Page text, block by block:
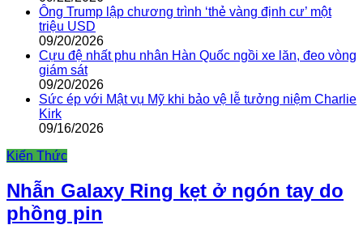
Ông Trump lập chương trình ‘thẻ vàng định cư’ một
triệu USD
09/20/2026
Cựu đệ nhất phu nhân Hàn Quốc ngồi xe lăn, đeo vòng
giám sát
09/20/2026
Sức ép với Mật vụ Mỹ khi bảo vệ lễ tưởng niệm Charlie
Kirk
09/16/2026
Kiến Thức
Nhẫn Galaxy Ring kẹt ở ngón tay do
phồng pin